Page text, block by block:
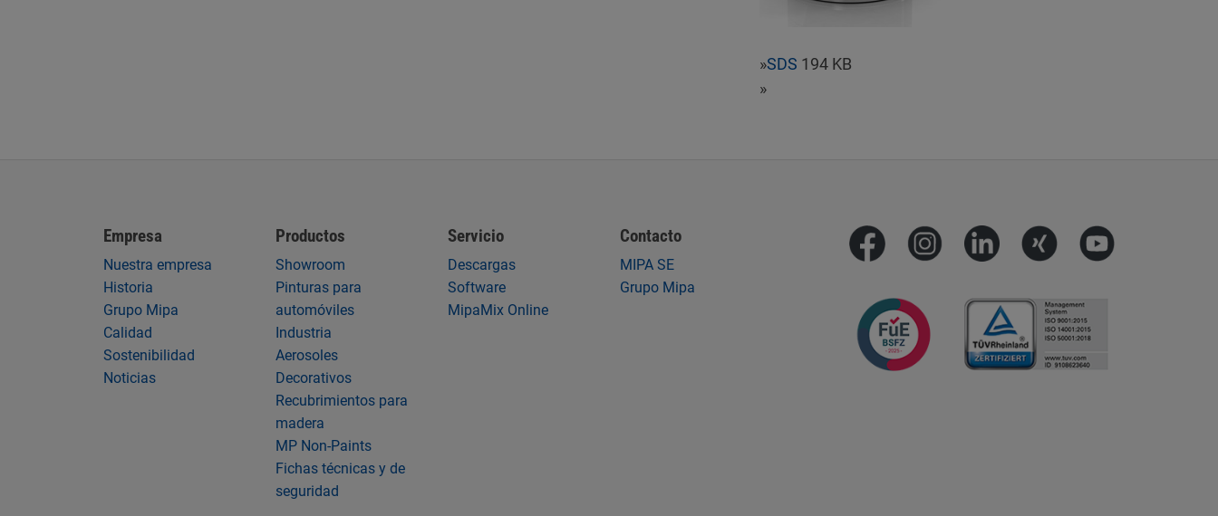
»SDS 194 KB
»
Empresa
Nuestra empresa
Historia
Grupo Mipa
Calidad
Sostenibilidad
Noticias
Productos
Showroom
Pinturas para
automóviles
Industria
Aerosoles
Decorativos
Recubrimientos para
madera
MP Non-Paints
Fichas técnicas y de
seguridad
Servicio
Descargas
Software
MipaMix Online
Contacto
MIPA SE
Grupo Mipa